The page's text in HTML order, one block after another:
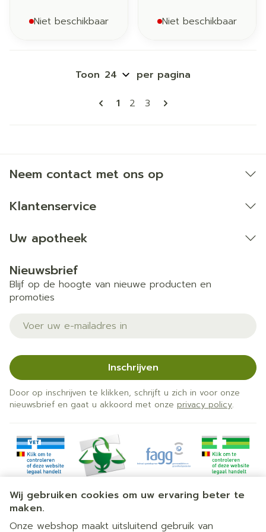
Wij gebruiken cookies om uw ervaring beter te
maken.
Onze webshop maakt uitsluitend gebruik van
Niet beschikbaar Niet beschikbaar
Pagina's
U lees momenteel pagina
1 Pagina
2 Pagina
3
Toon per pagina
Neem contact met ons op
Klantenservice
Uw apotheek
Nieuwsbrief
Blijf op de hoogte van nieuwe producten en
promoties
E-mail adres
Inschrijven
Door op inschrijven te klikken, schrijft u zich in voor onze
nieuwsbrief en gaat u akkoord met onze privacy policy.